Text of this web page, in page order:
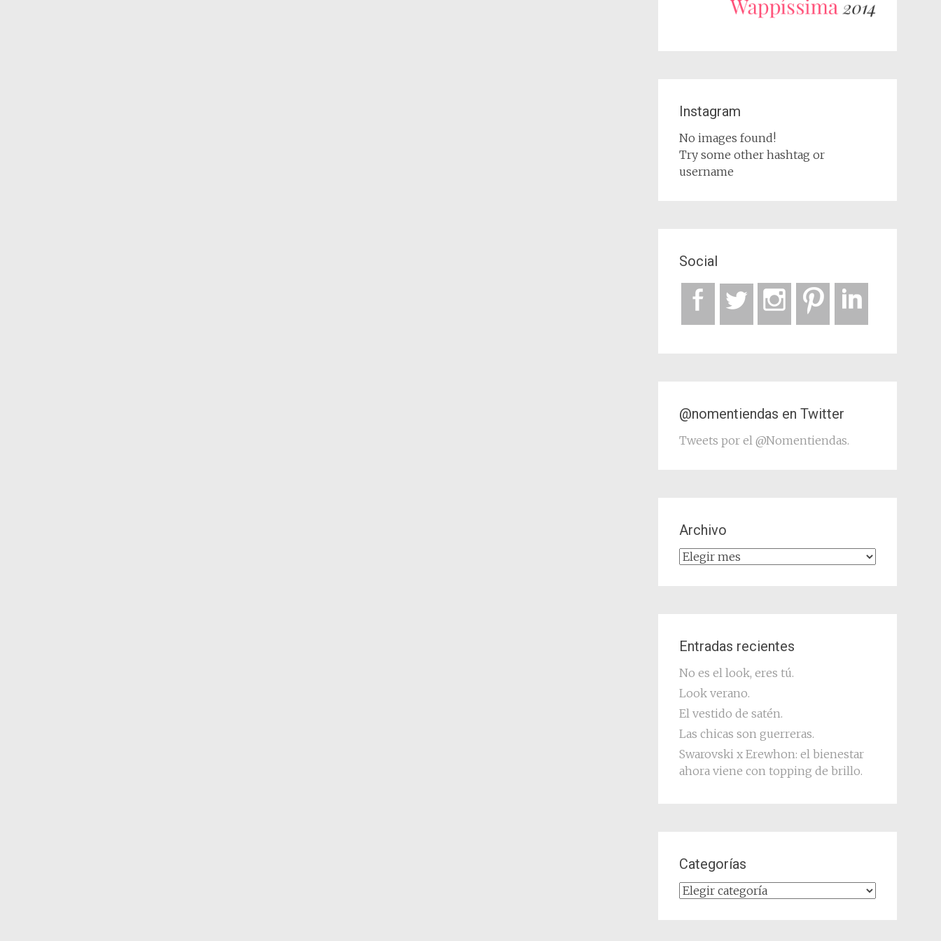
Instagram
No images found!
Try some other hashtag or
username
Social
@nomentiendas en Twitter
Tweets por el @Nomentiendas.
Archivo
Archivo
Entradas recientes
No es el look, eres tú.
Look verano.
El vestido de satén.
Las chicas son guerreras.
Swarovski x Erewhon: el bienestar
ahora viene con topping de brillo.
Categorías
Categorías